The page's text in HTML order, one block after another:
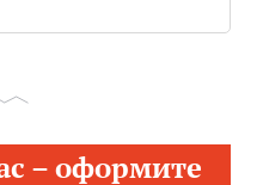
– оформите